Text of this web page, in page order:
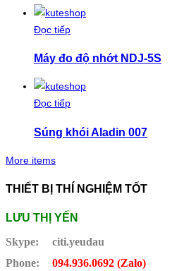
Đọc tiếp
Máy đo độ nhớt NDJ-5S
Đọc tiếp
Súng khói Aladin 007
More items
THIẾT BỊ THÍ NGHIỆM TỐT
LƯU THỊ YẾN
Skype:
citi.yeudau
Phone:
094.936.0692 (Zalo)